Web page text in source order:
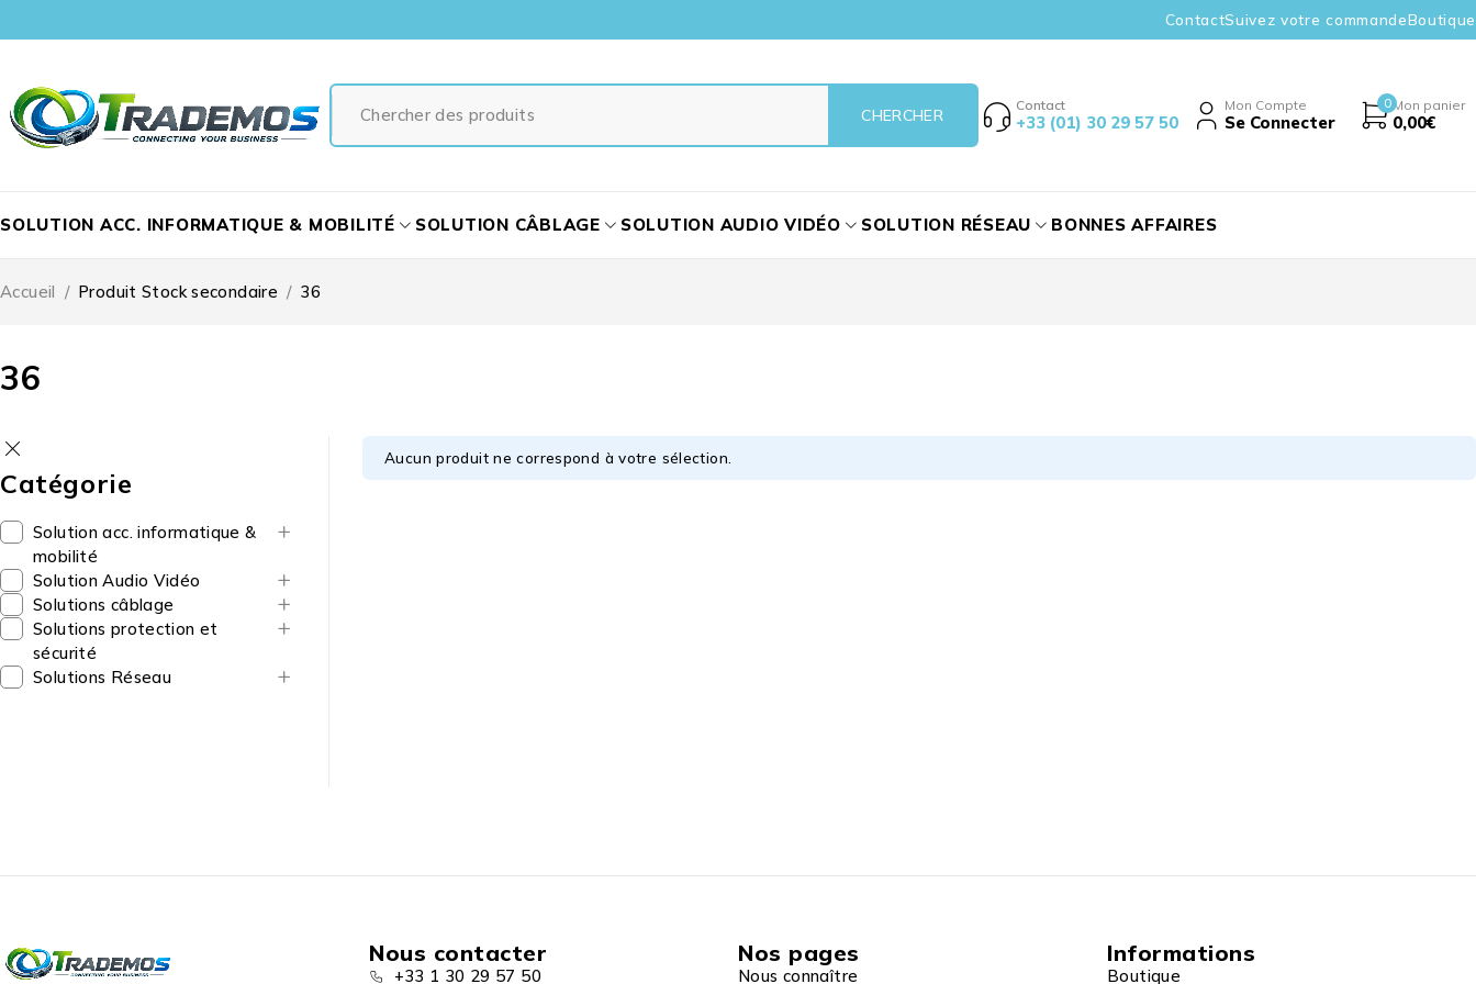
ContactSuivez votre commandeBoutique
Contact
+33 (01) 30 29 57 50
Mon Compte
Se Connecter
0 Mon panier
0,00€
SOLUTION ACC. INFORMATIQUE & MOBILITÉ SOLUTION CÂBLAGE SOLUTION AUDIO VIDÉO SOLUTION RÉSEAU BONNES AFFAIRES
36
Accueil / Produit Stock secondaire / 36
Catégorie
Solution acc. informatique &
mobilité
Solution Audio Vidéo
Solutions câblage
Solutions protection et
sécurité
Solutions Réseau
Aucun produit ne correspond à votre sélection.
Nous contacter
+33 1 30 29 57 50
Nos pages
Nous connaître
Informations
Boutique